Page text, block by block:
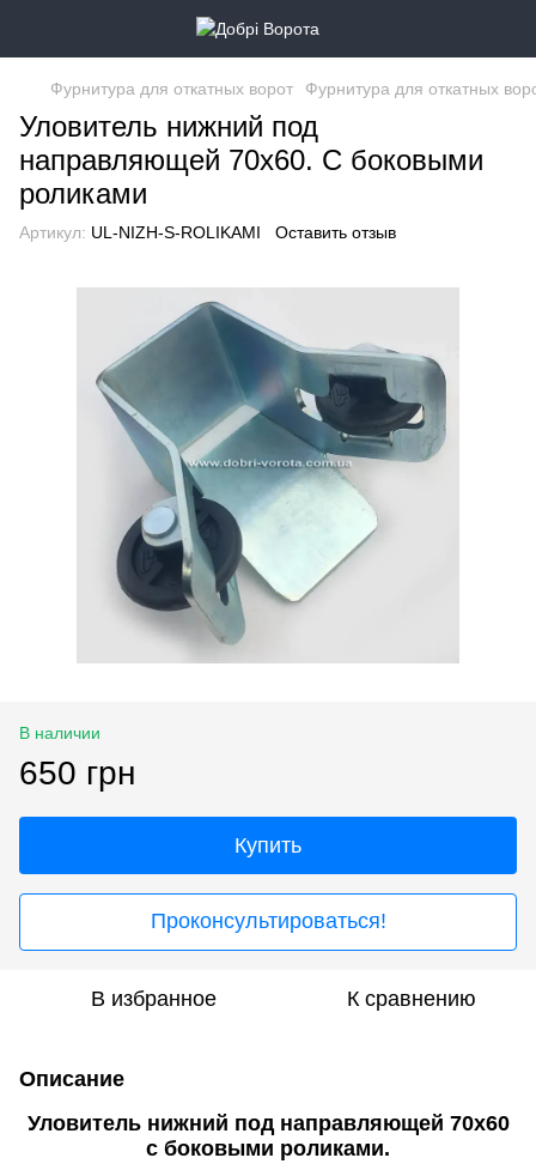
Фурнитура для откатных ворот Фурнитура для откатных
Уловитель нижний под
направляющей 70х60. С боковыми
роликами
Артикул: UL-NIZH-S-ROLIKAMI Оставить отзыв
В наличии
650 грн
Купить
Проконсультироваться!
В избранное К сравнению
Описание
Уловитель нижний под направляющей 70х60
с боковыми роликами.